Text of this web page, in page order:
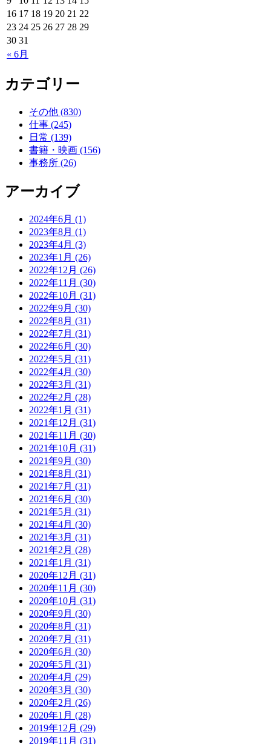
« 6月
16 17 18 19 20 21 22
23 24 25 26 27 28 29
30 31
カテゴリー
その他 (830)
仕事 (245)
日常 (139)
書籍・映画 (156)
事務所 (26)
アーカイブ
2024年6月 (1)
2023年8月 (1)
2023年4月 (3)
2023年1月 (26)
2022年12月 (26)
2022年11月 (30)
2022年10月 (31)
2022年9月 (30)
2022年8月 (31)
2022年7月 (31)
2022年6月 (30)
2022年5月 (31)
2022年4月 (30)
2022年3月 (31)
2022年2月 (28)
2022年1月 (31)
2021年12月 (31)
2021年11月 (30)
2021年10月 (31)
2021年9月 (30)
2021年8月 (31)
2021年7月 (31)
2021年6月 (30)
2021年5月 (31)
2021年4月 (30)
2021年3月 (31)
2021年2月 (28)
2021年1月 (31)
2020年12月 (31)
2020年11月 (30)
2020年10月 (31)
2020年9月 (30)
2020年8月 (31)
2020年7月 (31)
2020年6月 (30)
2020年5月 (31)
2020年4月 (29)
2020年3月 (30)
2020年2月 (26)
2020年1月 (28)
2019年12月 (29)
2019年11月 (31)